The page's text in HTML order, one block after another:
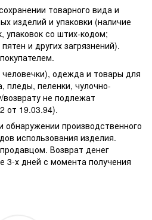
товарного вида и
изделий и упаковки (наличие
упаковок со штих-кодом;
и других загрязнений).
одежда и товары для
пледы, пеленки, чулочно-
не подлежат
от 19.03.94).
обнаружении производственного
использования изделия.
Возврат денег
3-х дней с момента получения